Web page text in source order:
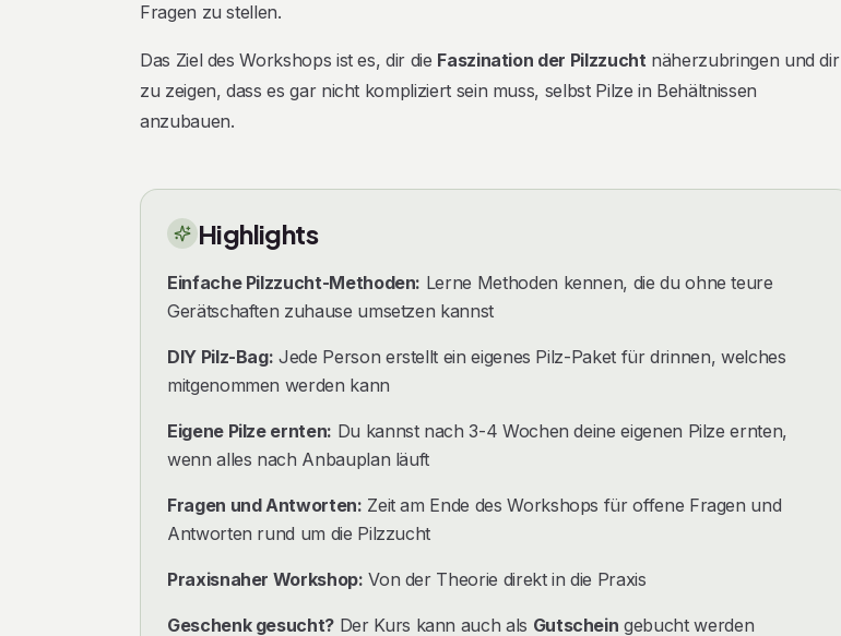
Fragen zu stellen.
Das Ziel des Workshops ist es, dir die Faszination der Pilzzuchtnäherzubringen und dir
zu zeigen, dass es gar nicht kompliziert sein muss, selbst Pilze in Behältnissen
anzubauen.
Highlights
Einfache Pilzzucht-Methoden: Lerne Methoden kennen, die du ohne teure
Gerätschaften zuhause umsetzen kannst
DIY Pilz-Bag: Jede Person erstellt ein eigenes Pilz-Paket für drinnen, welches
mitgenommen werden kann
Eigene Pilze ernten: Du kannst nach 3-4 Wochen deine eigenen Pilze ernten,
wenn alles nach Anbauplan läuft
Fragen und Antworten: Zeit am Ende des Workshops für offene Fragen und
Antworten rund um die Pilzzucht
Praxisnaher Workshop: Von der Theorie direkt in die Praxis
Geschenk gesucht? Der Kurs kann auch als Gutschein gebucht werden